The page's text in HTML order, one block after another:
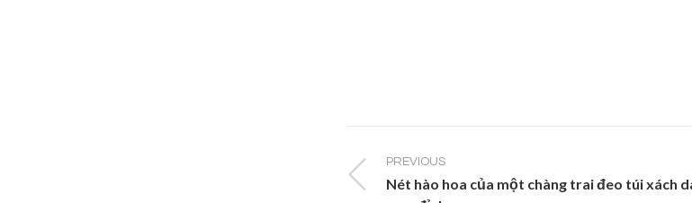
PREVIOUS
Nét hào hoa của một chàng trai đeo túi xách